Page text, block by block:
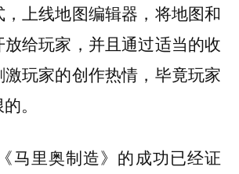
上线地图编辑器，将地图和
给玩家，并且通过适当的收
玩家的创作热情，毕竟玩家
。
马里奥制造》的成功已经证